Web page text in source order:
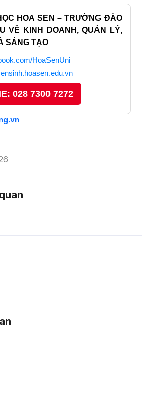
HOA SEN – TRƯỜNG ĐÀO
VỀ KINH DOANH, QUẢN LÝ,
SÁNG TẠO
HoaSenUni
028 7300 7272